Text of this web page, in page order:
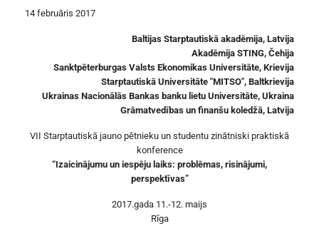
14 februāris 2017
Baltijas Starptautiskā akadēmija, Latvija
Akadēmija STING, Čehija
Sanktpēterburgas Valsts Ekonomikas Universitāte, Krievija
Starptautiskā Universitāte "MITSO", Baltkrievija
Ukrainas Nacionālās Bankas banku lietu Universitāte, Ukraina
Grāmatvedības un finanšu koledžā, Latvija
VII Starptautiskā jauno pētnieku un studentu zinātniski praktiskā
konference
“Izaicinājumu un iespēju laiks: problēmas, risinājumi,
perspektīvas”
2017.gada 11.-12. maijs
Rīga